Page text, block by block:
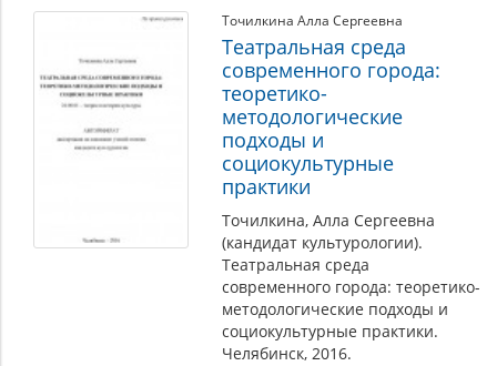
Точилкина Алла Сергеевна
Театральная среда
современного города:
теоретико-
методологические
подходы и
социокультурные
практики
Точилкина, Алла Сергеевна
(кандидат культурологии).
Театральная среда
современного города: теоретико-
методологические подходы и
социокультурные практики.
Челябинск, 2016.